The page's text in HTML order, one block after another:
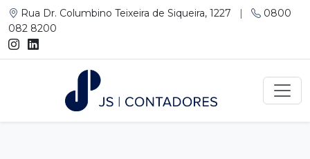
Rua Dr. Columbino Teixeira de Siqueira, 1227 |
0800
082 8200